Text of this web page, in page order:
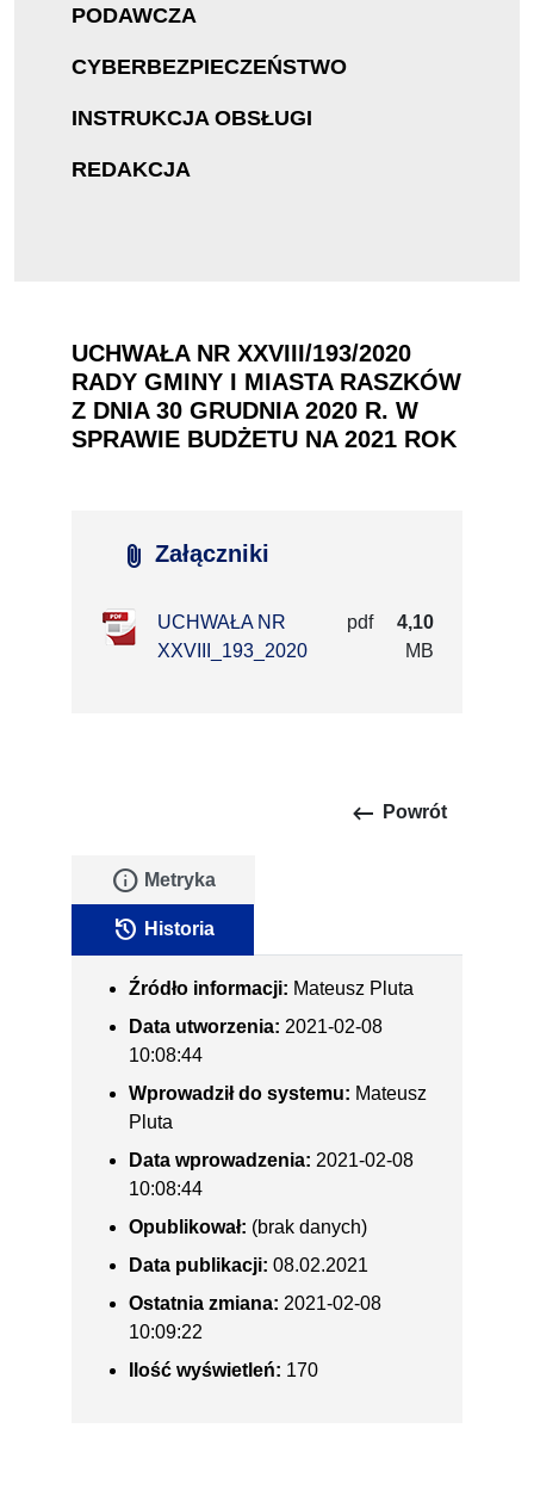
PODAWCZA
CYBERBEZPIECZEŃSTWO
INSTRUKCJA OBSŁUGI
REDAKCJA
UCHWAŁA NR XXVIII/193/2020
RADY GMINY I MIASTA RASZKÓW
Z DNIA 30 GRUDNIA 2020 R. W
SPRAWIE BUDŻETU NA 2021 ROK
attach_file Załączniki
UCHWAŁA NR
XXVIII_193_2020
pdf
4,10
MB
keyboard_backspace Powrót
info Metryka
history Historia
Źródło informacji: Mateusz Pluta
Data utworzenia: 2021-02-08
10:08:44
Wprowadził do systemu: Mateusz
Pluta
Data wprowadzenia: 2021-02-08
10:08:44
Opublikował: (brak danych)
Data publikacji: 08.02.2021
Ostatnia zmiana: 2021-02-08
10:09:22
Ilość wyświetleń: 170